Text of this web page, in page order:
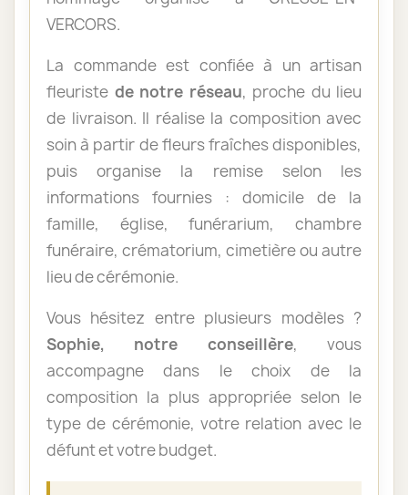
VERCORS.
La commande est confiée à un artisan
fleuriste de notre réseau, proche du lieu
de livraison. Il réalise la composition avec
soin à partir de fleurs fraîches disponibles,
puis organise la remise selon les
informations fournies : domicile de la
famille, église, funérarium, chambre
funéraire, crématorium, cimetière ou autre
lieu de cérémonie.
Vous hésitez entre plusieurs modèles ?
Sophie, notre conseillère, vous
accompagne dans le choix de la
composition la plus appropriée selon le
type de cérémonie, votre relation avec le
défunt et votre budget.